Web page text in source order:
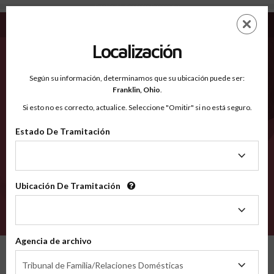
Franklin IN - Condados Reconocidos
EN
Condados Reconocidos
2600
Localización
Según su información, determinamos que su ubicación puede ser:
Franklin, Ohio.
Si esto no es correcto, actualice. Seleccione "Omitir" si no está seguro.
Estado De Tramitación
Tramitación
Ubicación De Tramitación
Tramitación
Agencia de archivo
Tribunal de Familia/Relaciones Domésticas
de